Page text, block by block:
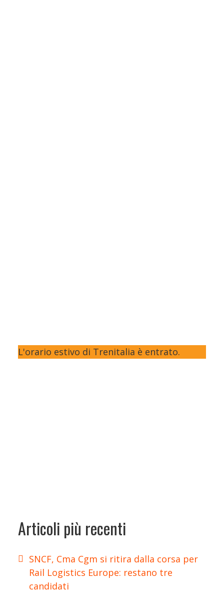
L'orario estivo di Trenitalia è entrato.
Articoli più recenti
SNCF, Cma Cgm si ritira dalla corsa per
Rail Logistics Europe: restano tre
candidati